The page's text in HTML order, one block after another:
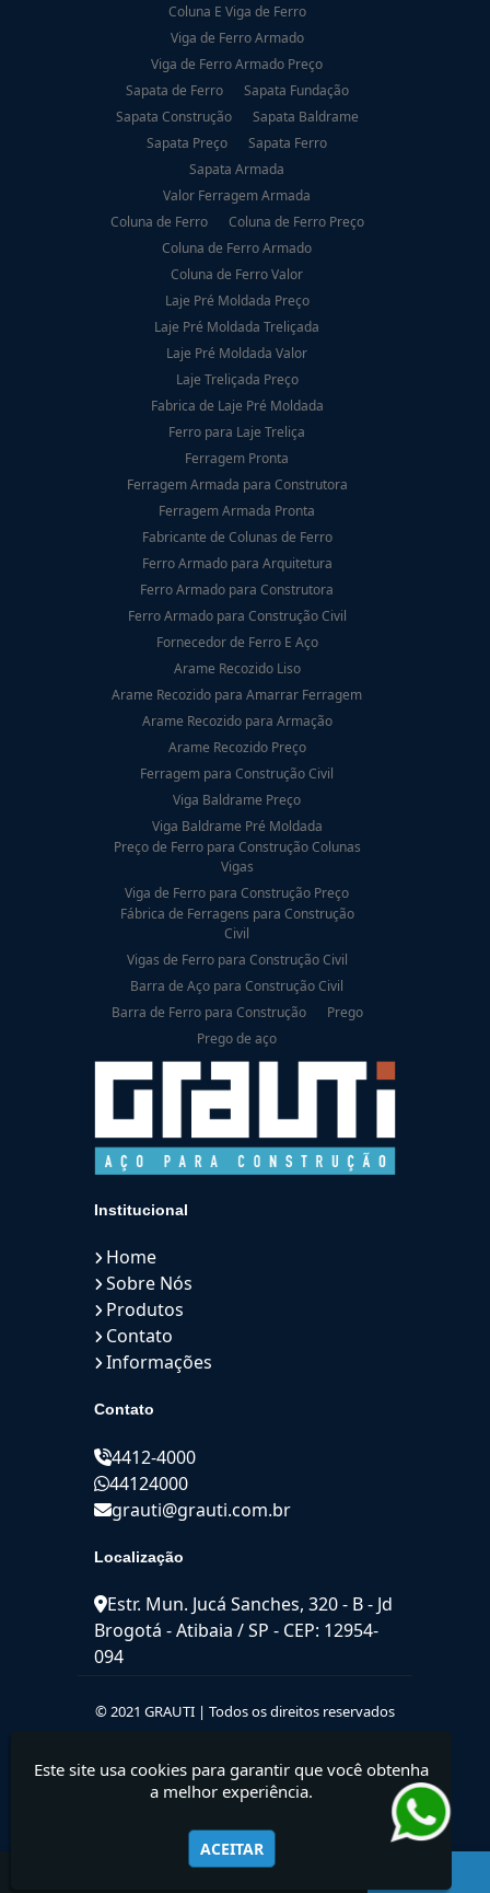
Coluna E Viga de Ferro
Viga de Ferro Armado
Viga de Ferro Armado Preço
Sapata de Ferro
Sapata Fundação
Sapata Construção
Sapata Baldrame
Sapata Preço
Sapata Ferro
Sapata Armada
Valor Ferragem Armada
Coluna de Ferro
Coluna de Ferro Preço
Coluna de Ferro Armado
Coluna de Ferro Valor
Laje Pré Moldada Preço
Laje Pré Moldada Treliçada
Laje Pré Moldada Valor
Laje Treliçada Preço
Fabrica de Laje Pré Moldada
Ferro para Laje Treliça
Ferragem Pronta
Ferragem Armada para Construtora
Ferragem Armada Pronta
Fabricante de Colunas de Ferro
Ferro Armado para Arquitetura
Ferro Armado para Construtora
Ferro Armado para Construção Civil
Fornecedor de Ferro E Aço
Arame Recozido Liso
Arame Recozido para Amarrar Ferragem
Arame Recozido para Armação
Arame Recozido Preço
Ferragem para Construção Civil
Viga Baldrame Preço
Viga Baldrame Pré Moldada
Preço de Ferro para Construção Colunas
Vigas
Viga de Ferro para Construção Preço
Fábrica de Ferragens para Construção
Civil
Vigas de Ferro para Construção Civil
Barra de Aço para Construção Civil
Barra de Ferro para Construção
Prego
Prego de aço
Institucional
Home
Sobre Nós
Produtos
Contato
Informações
Contato
4412-4000
44124000
grauti@grauti.com.br
Localização
Estr. Mun. Jucá Sanches, 320 - B - Jd
Brogotá - Atibaia / SP - CEP: 12954-
094
© 2021 GRAUTI | Todos os direitos reservados
Este site usa cookies para garantir que você obtenha
a melhor experiência.
ACEITAR